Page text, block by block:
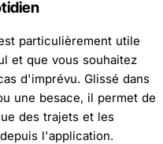
particulièrement utile
et que vous souhaitez
d'imprévu. Glissé dans
une besace, il permet de
des trajets et les
l'application.